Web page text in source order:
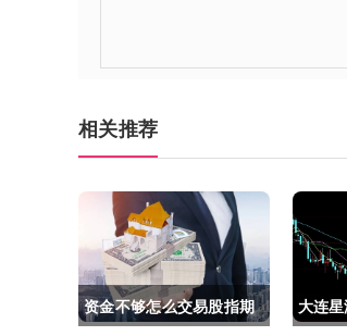
相关推荐
资金不够怎么交易股指期 大连